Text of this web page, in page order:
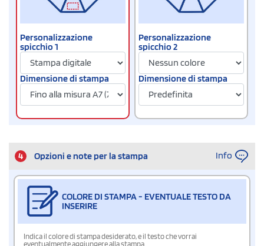
Personalizzazione
spicchio 1
Dimensione di stampa
Personalizzazione
spicchio 2
Dimensione di stampa
4 Opzioni e note per la stampa Info
COLORE DI STAMPA - EVENTUALE TESTO DA
INSERIRE
Indica il colore di stampa desiderato, e il testo che vorrai
eventualmente aggiungere alla stampa.